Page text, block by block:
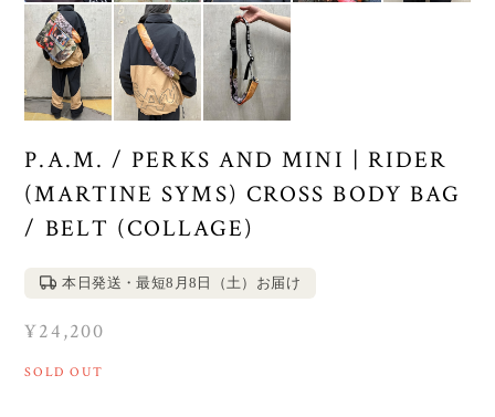
P.A.M. / PERKS AND MINI | RIDER
(MARTINE SYMS) CROSS BODY BAG
/ BELT (COLLAGE)
本日発送・最短8月8日（土）お届け
¥24,200
SOLD OUT